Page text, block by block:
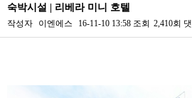
숙박시설 | 리베라 미니 호텔
작성자 이엔에스 16-11-10 13:58 조회 2,410회